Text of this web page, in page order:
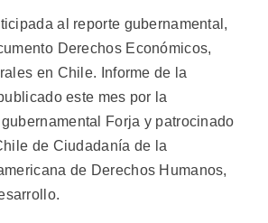
al reporte gubernamental,
Derechos Económicos,
en Chile. Informe de la
este mes por la
Forja y patrocinado
de Ciudadanía de la
de Derechos Humanos,